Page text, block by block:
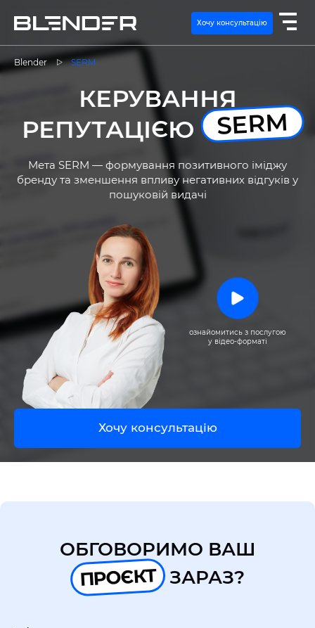
ПОСЛУГИ
ЕКСПЕРТИЗА
КЕЙСИ
ВАКАНСІЇ
КОНТАКТИ
UA EN
Хочу консультацію
Blender SERM
КЕРУВАННЯ
РЕПУТАЦІЄЮ SERM
Мета SERM — формування позитивного іміджу
бренду та зменшення впливу негативних відгуків у
пошуковій видачі
ознайомитись з послугою
у відео-форматі
Хочу консультацію
ОБГОВОРИМО ВАШ
ПРОЄКТ ЗАРАЗ?